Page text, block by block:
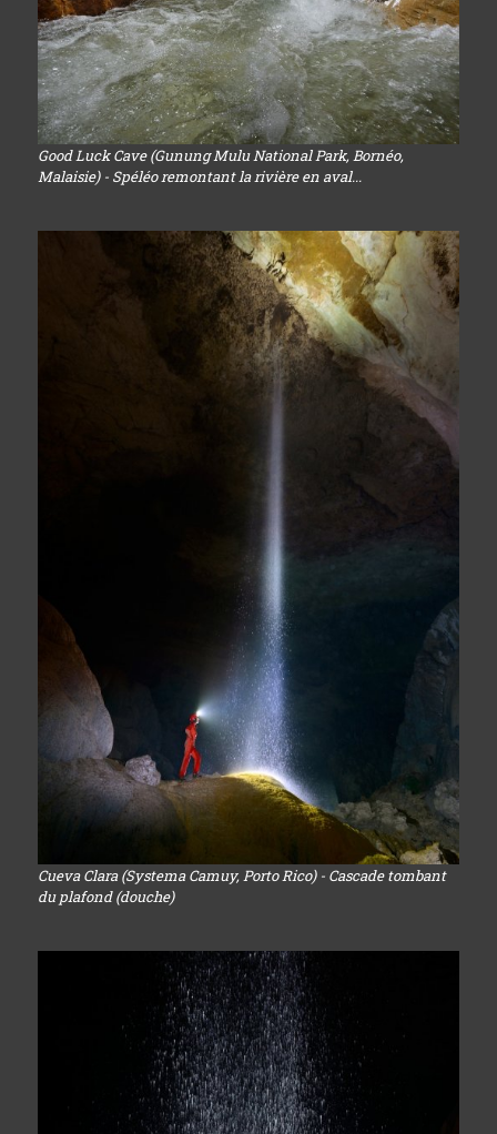
Good Luck Cave (Gunung Mulu National Park, Bornéo,
Malaisie) - Spéléo remontant la rivière en aval...
Cueva Clara (Systema Camuy, Porto Rico) - Cascade tombant
du plafond (douche)